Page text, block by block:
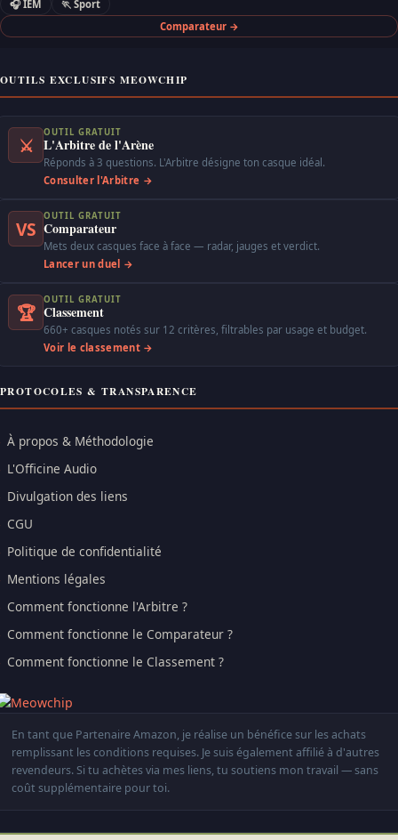
🎧 IEM
🏃 Sport
Comparateur →
OUTILS EXCLUSIFS MEOWCHIP
⚔
OUTIL GRATUIT
L'Arbitre de l'Arène
Réponds à 3 questions. L'Arbitre désigne ton casque idéal.
Consulter l'Arbitre →
VS
OUTIL GRATUIT
Comparateur
Mets deux casques face à face — radar, jauges et verdict.
Lancer un duel →
🏆
OUTIL GRATUIT
Classement
660+ casques notés sur 12 critères, filtrables par usage et budget.
Voir le classement →
PROTOCOLES & TRANSPARENCE
À propos & Méthodologie
L'Officine Audio
Divulgation des liens
CGU
Politique de confidentialité
Mentions légales
Comment fonctionne l'Arbitre ?
Comment fonctionne le Comparateur ?
Comment fonctionne le Classement ?
En tant que Partenaire Amazon, je réalise un bénéfice sur les achats
remplissant les conditions requises. Je suis également affilié à d'autres
revendeurs. Si tu achètes via mes liens, tu soutiens mon travail — sans
coût supplémentaire pour toi.